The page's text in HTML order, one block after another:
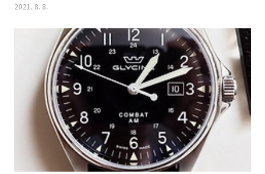
핑을 즐길 수 있다. 컴팩트 한 5600 형의 블랙 바디에 광택이 있는 케이스
를 적용하였고 밴드는 효과적인 격자 모양의 디자인이 인쇄되어 있다. 월
드 타임 월드 타임 : 세계 48 도시 (31 타임 존, 섬머 타임 설정 기능) +
UTC (세계 협정시)의 시각 표시 문 데이터 문 데이터 (월령 · 달의 형태
표시) 타이드 그래프 타이드 그래프 (조수 방..
2021. 8. 8.